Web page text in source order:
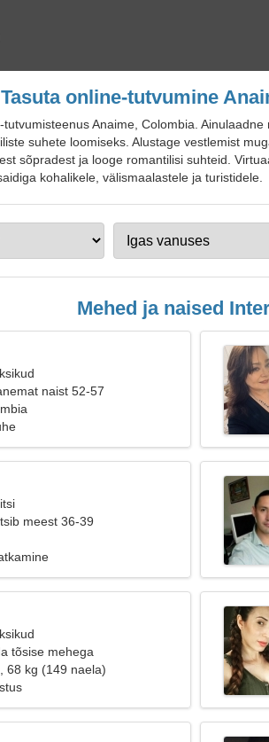
Tasuta online-tutvumine
Anaime, Colombia.
suhete loomiseks. Alustage vestlemist
sõpradest ja looge romantilisi suhteid.
kohalikele, välismaalastele ja turistidele.
Mehed ja naised
naist 52-57
meest 36-39
tõsise mehega
68 kg (149 naela)